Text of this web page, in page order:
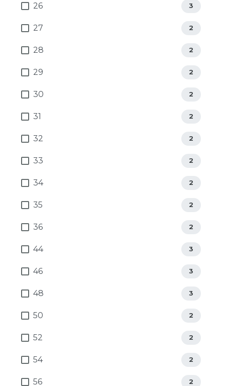
26 3
27 2
28 2
29 2
30 2
31 2
32 2
33 2
34 2
35 2
36 2
44 3
46 3
48 3
50 2
52 2
54 2
56 2